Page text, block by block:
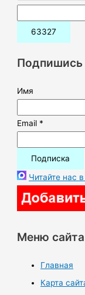
о
и
:Подпишись
Имя
Email *
Читайте нас
Меню сайта
Главная
Карта